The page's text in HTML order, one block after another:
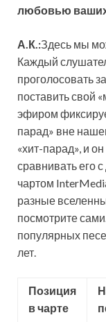
любовью
А.К.:Здесь мы
Каждый
проголосовать
поставить свой
эфиром
парад» вне
«хит-парад», и
сравнивать его
чартом
разные
посмотрите
популярных
лет.
Позиция
в чарте